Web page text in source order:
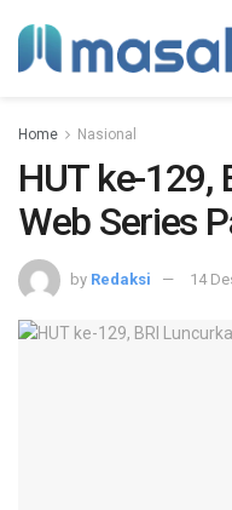
Home Nasional
HUT ke-129,
Web Series
by Redaksi 14